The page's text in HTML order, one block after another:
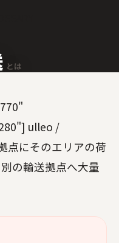
とは
ulleo /
にそのエリアの荷
の輸送拠点へ大量